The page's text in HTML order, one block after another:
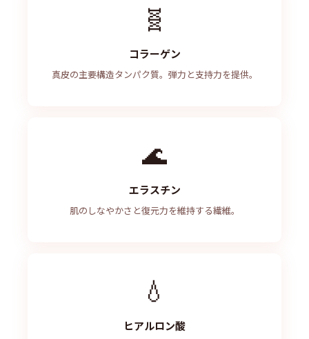
🧬
コラーゲン
真皮の主要構造タンパク質。弾力と支持力を提供。
🌊
エラスチン
肌のしなやかさと復元力を維持する繊維。
💧
ヒアルロン酸